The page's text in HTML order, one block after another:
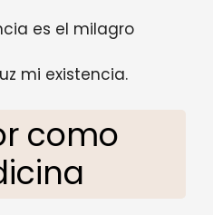
es el milagro
mi existencia.
como